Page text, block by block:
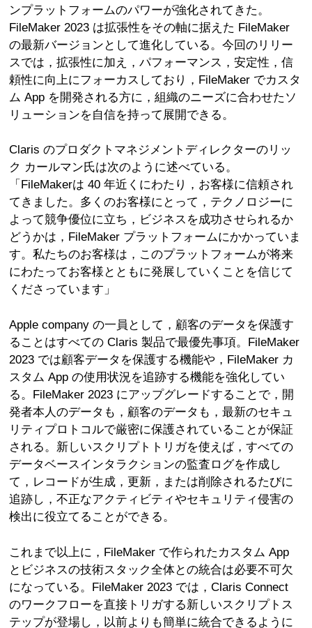
ンプラットフォームのパワーが強化されてきた。
FileMaker 2023 は拡張性をその軸に据えた FileMaker
の最新バージョンとして進化している。今回のリリー
スでは，拡張性に加え，パフォーマンス，安定性，信
頼性に向上にフォーカスしており，FileMaker でカスタ
ム App を開発される方に，組織のニーズに合わせたソ
リューションを自信を持って展開できる。
Claris のプロダクトマネジメントディレクターのリッ
ク カールマン氏は次のように述べている。
「FileMakerは 40 年近くにわたり，お客様に信頼され
てきました。多くのお客様にとって，テクノロジーに
よって競争優位に立ち，ビジネスを成功させられるか
どうかは，FileMaker プラットフォームにかかっていま
す。私たちのお客様は，このプラットフォームが将来
にわたってお客様とともに発展していくことを信じて
くださっています」
Apple company の一員として，顧客のデータを保護す
ることはすべての Claris 製品で最優先事項。FileMaker
2023 では顧客データを保護する機能や，FileMaker カ
スタム App の使用状況を追跡する機能を強化してい
る。FileMaker 2023 にアップグレードすることで，開
発者本人のデータも，顧客のデータも，最新のセキュ
リティプロトコルで厳密に保護されていることが保証
される。新しいスクリプトトリガを使えば，すべての
データベースインタラクションの監査ログを作成し
て，レコードが生成，更新，または削除されるたびに
追跡し，不正なアクティビティやセキュリティ侵害の
検出に役立てることができる。
これまで以上に，FileMaker で作られたカスタム App
とビジネスの技術スタック全体との統合は必要不可欠
になっている。FileMaker 2023 では，Claris Connect
のワークフローを直接トリガする新しいスクリプトス
テップが登場し，以前よりも簡単に統合できるように